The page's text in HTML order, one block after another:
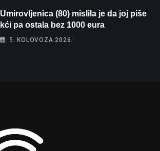
Umirovljenica (80) mislila je da joj piše
kći pa ostala bez 1000 eura
5. KOLOVOZA 2026.